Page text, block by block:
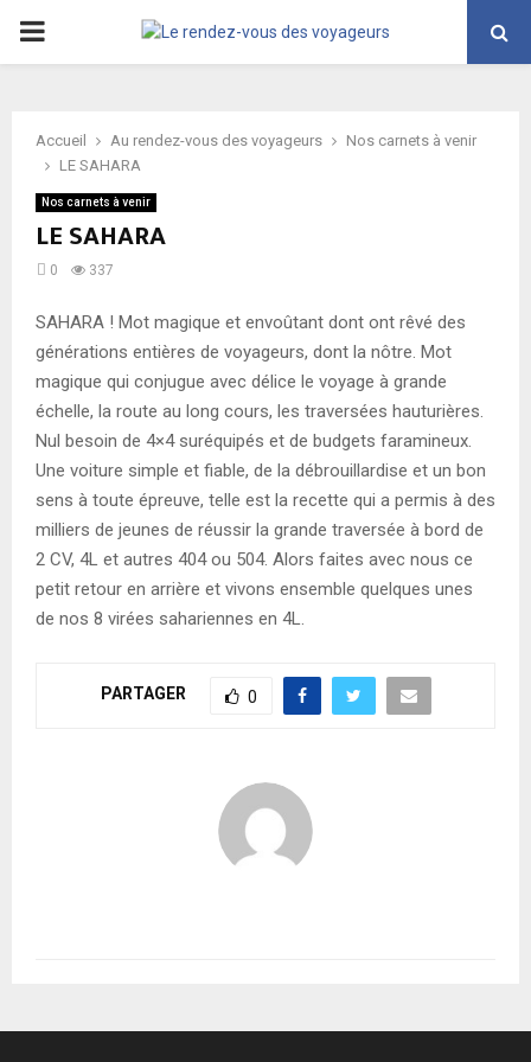
PRIMARY
Accueil Au rendez-vous des voyageurs
Nos carnets à venir
LE SAHARA
Nos carnets à venir
LE SAHARA
0 337
SAHARA ! Mot magique et envoûtant dont ont rêvé des
générations entières de voyageurs, dont la nôtre. Mot
magique qui conjugue avec délice le voyage à grande
échelle, la route au long cours, les traversées hauturières.
Nul besoin de 4×4 suréquipés et de budgets faramineux.
Une voiture simple et fiable, de la débrouillardise et un bon
sens à toute épreuve, telle est la recette qui a permis à des
milliers de jeunes de réussir la grande traversée à bord de
2 CV, 4L et autres 404 ou 504. Alors faites avec nous ce
petit retour en arrière et vivons ensemble quelques unes
de nos 8 virées sahariennes en 4L.
PARTAGER 0